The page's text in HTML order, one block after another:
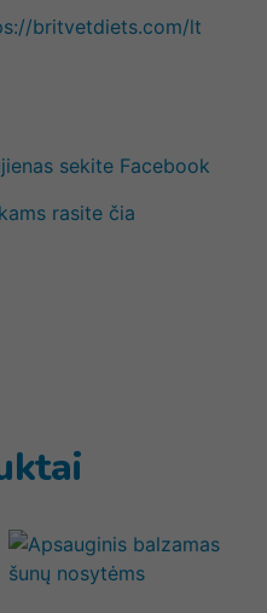
britvetdiets.com/lt
sekite Facebook
rasite čia